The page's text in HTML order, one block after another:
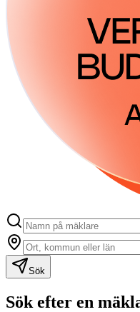
Sök
Sök efter en